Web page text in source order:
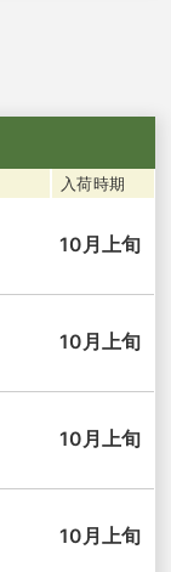
入荷時期
10月上旬
10月上旬
10月上旬
10月上旬